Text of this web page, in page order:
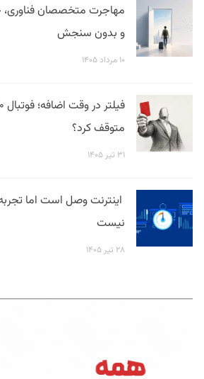
مهاجرت متخصصان فناوری،
و بدون سنجش
۱۰ مرداد ۱۴۰۵
متوقف کرد؟
۳۱ تیر ۱۴۰۵
اینترنت وصل است اما
نیست
۲۸ تیر ۱۴۰۵